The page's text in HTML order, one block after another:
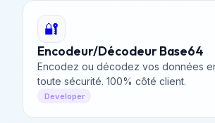
🔐
Encodeur/Décodeur Base64
Encodez ou décodez vos données
toute sécurité. 100% côté client.
Developer